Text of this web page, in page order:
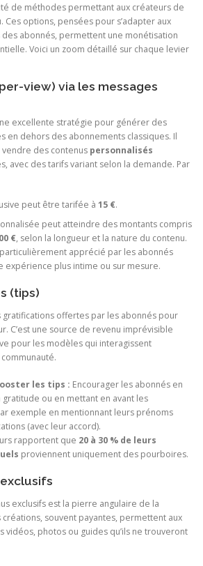
de méthodes permettant aux créateurs de
options, pensées pour s’adapter aux
abonnés, permettent une monétisation
Voici un zoom détaillé sur chaque levier
view) via les messages
excellente stratégie pour générer des
en dehors des abonnements classiques. Il
des contenus personnalisés
avec des tarifs variant selon la demande. Par
peut être tarifée à 15 €.
peut atteindre des montants compris
€, selon la longueur et la nature du contenu.
apprécié par les abonnés
expérience plus intime ou sur mesure.
(tips)
offertes par les abonnés pour
C’est une source de revenu imprévisible
pour les modèles qui interagissent
les tips : Encourager les abonnés en
ou en mettant en avant les
exemple en mentionnant leurs prénoms
(avec leur accord).
rapportent que 20 à 30 % de leurs
proviennent uniquement des pourboires.
exclusifs est la pierre angulaire de la
créations, souvent payantes, permettent aux
vidéos, photos ou guides qu’ils ne trouveront